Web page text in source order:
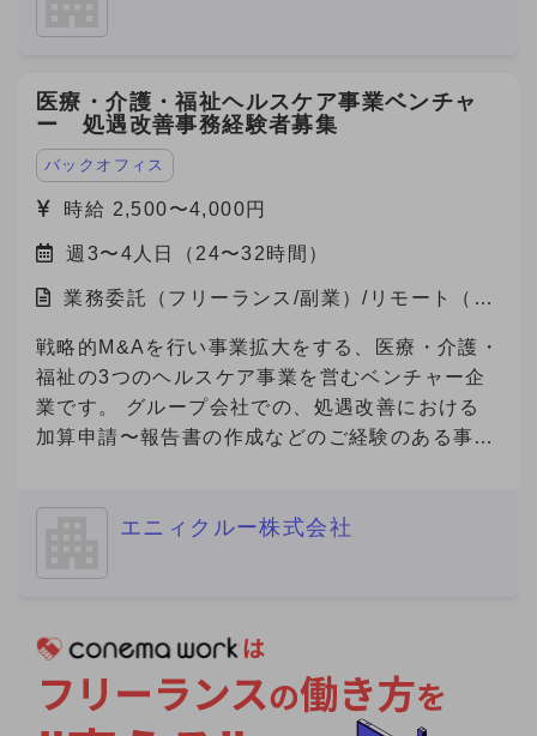
施、商談同席 ※研修期間中も報酬は発生します。
場合は1ヶ月ごとの自動更新制となります。 ※研
修期間の実績により契約終了の可能性あります。
能性「無し」 ② 内容・条件により転職の可能性
転職の可能性「あり」（半年から1年以内程度）
④ 転職を「積極的に検討中」（半年以内） -------
-------------- ※これらの記載がない場合、
施する観点から、大変恐縮ですがご返信できない
ことがありますので、ご協力をお願いいたしま
ESG評価・脱炭素経営の推進に貢献します。 近
年、GXは「企業の競争力」を左右する重要テー
マとなっており、コスト削減と環境価値の創出を
両立できる点が大きな魅力です。 今回、当社は
これらのサービスにご関心をお持ちの企業様をご
紹介いただけるパートナーを募集しています。
医療・介護・福祉ヘルスケア事業ベンチャ
ー 処遇改善事務経験者募集
バックオフィス
時給 2,500〜4,000円
週3〜4人日（24〜32時間）
業務委託（フリーランス/副業）/リモート（在
戦略的M&Aを行い事業拡大をする、医療・介護・
福祉の3つのヘルスケア事業を営むベンチャー企
業です。 グループ会社での、処遇改善における
加算申請〜報告書の作成などのご経験のある事務
あたり■（必須） 必須要件について、具体的なご
ります。
エニィクルー株式会社